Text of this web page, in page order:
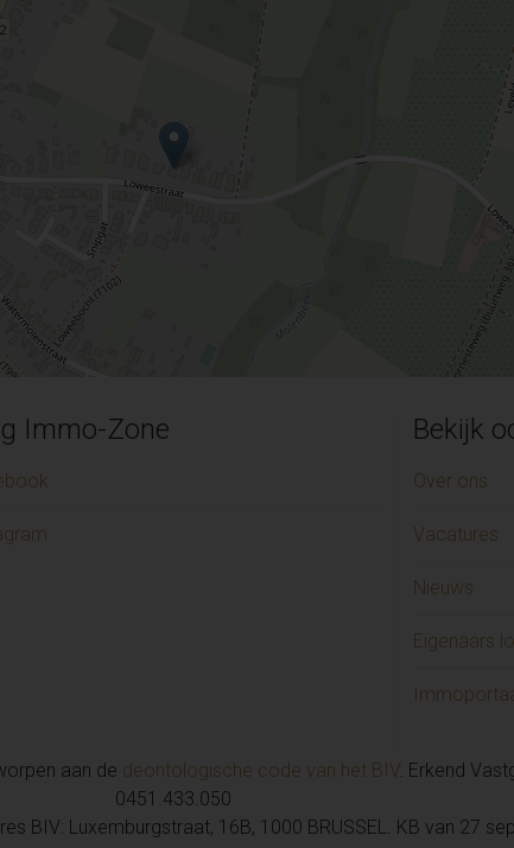
Immo-Zone Bekijk
Over ons
Vacatures
Nieuws
Eigenaars
aan de deontologische code van het BIV. Erkend
0451.433.050
BIV: Luxemburgstraat, 16B, 1000 BRUSSEL. KB van 27